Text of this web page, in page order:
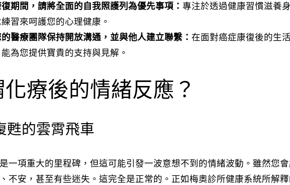
期間，請將全面的自我照護列為優先事項：專注於透過健康習慣滋養
習來呵護您的心理健康。
醫療團隊保持開放溝通，並與他人建立聯繫：在面對癌症康復後的生
為您提供寶貴的支持與見解。
療後的情緒反應？
甦的雲霄飛車
一項重大的里程碑，但這可能引發一波意想不到的情緒波動。雖然您
不安，甚至有些迷失。這完全是正常的。正如梅奧診所健康系統所解